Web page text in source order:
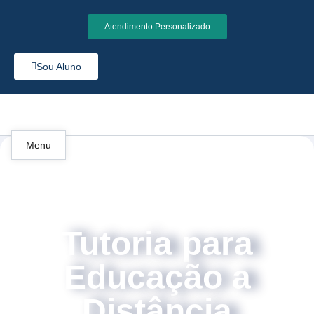
Atendimento Personalizado
Sou Aluno
Menu
Tutoria para
Educação a